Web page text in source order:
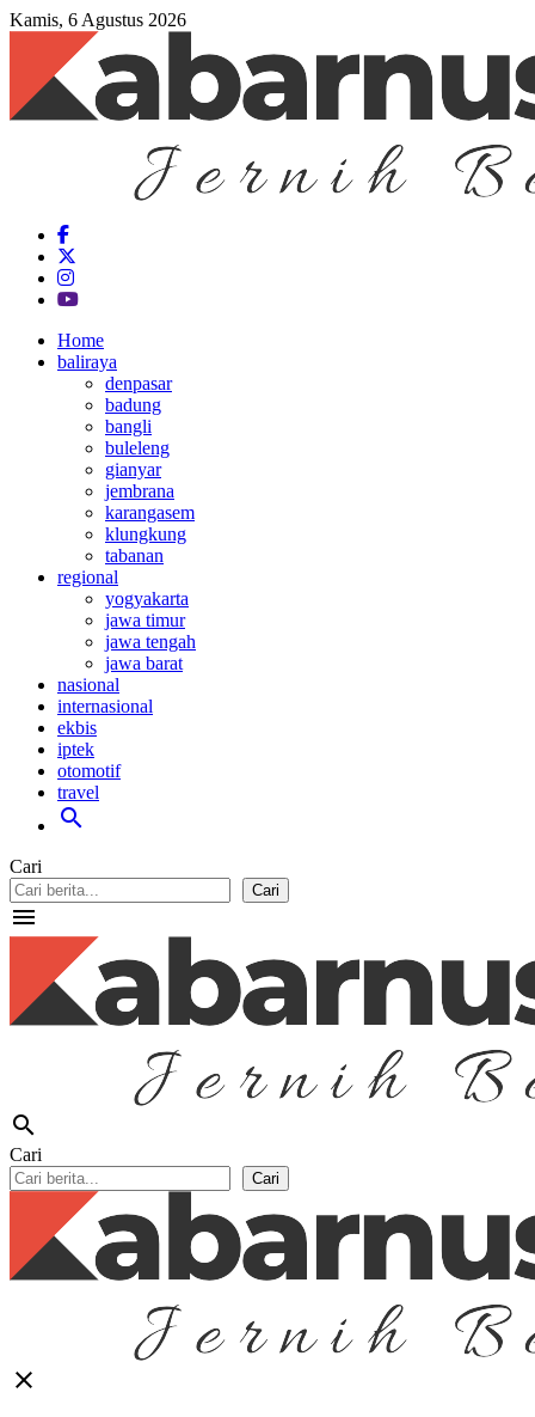
Kamis, 6 Agustus 2026
Home
baliraya
denpasar
badung
bangli
buleleng
gianyar
jembrana
karangasem
klungkung
tabanan
regional
yogyakarta
jawa timur
jawa tengah
jawa barat
nasional
internasional
ekbis
iptek
otomotif
travel
search
Cari
Cari
menu
search
Cari
Cari
close